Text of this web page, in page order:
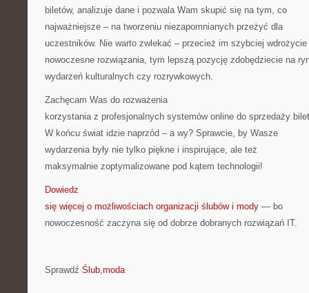
biletów, analizuje dane i pozwala Wam skupić się na tym, co
najważniejsze – na tworzeniu niezapomnianych przeżyć dla
uczestników. Nie warto zwlekać – przecież im szybciej wdrożycie
nowoczesne rozwiązania, tym lepszą pozycję zdobędziecie na
wydarzeń kulturalnych czy rozrywkowych.
Zachęcam Was do rozważenia
korzystania z profesjonalnych systemów online do sprzedaży
W końcu świat idzie naprzód – a wy? Sprawcie, by Wasze
wydarzenia były nie tylko piękne i inspirujące, ale też
maksymalnie zoptymalizowane pod kątem technologii!
Dowiedz
się więcej o możliwościach organizacji ślubów i mody — bo
nowoczesność zaczyna się od dobrze dobranych rozwiązań IT.
Sprawdź Ślub,moda